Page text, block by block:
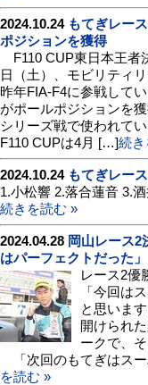
2024.10.24 もてぎレー
ポジションを獲得
F110 CUP東日本王者
日（土）、モビリティ
昨年FIA-F4に参戦して
がポールポジションを
シリーズ戦で使われて
F110 CUPは4月 […]続き
2024.10.24 もてぎレー
1.小松響 2.落合蓮音 3.
続きを読む »
2024.04.28 岡山レース
はパーフェクトだった」
レース2
「今回は
と思いま
開けられ
ークで、
「次回のもてぎはス
を読む »